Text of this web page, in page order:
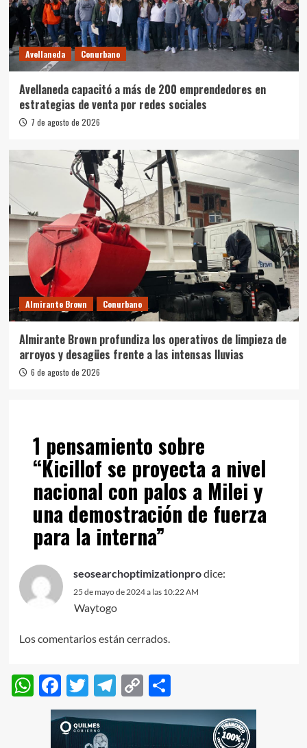
Avellaneda Conurbano
Avellaneda capacitó a más de 200 emprendedores en
estrategias de venta por redes sociales
7 de agosto de 2026
Almirante Brown Conurbano
Almirante Brown profundiza los operativos de limpieza de
arroyos y desagües frente a las intensas lluvias
6 de agosto de 2026
1 pensamiento sobre
“Kicillof se proyecta a nivel
nacional con palos a Milei y
una demostración de fuerza
para la interna”
seosearchoptimizationprodice:
25 de mayo de 2024 a las 10:22 AM
Waytogo
Los comentarios están cerrados.
WhatsApp
Facebook
Twitter
Telegram
Copy
Link
Compartir